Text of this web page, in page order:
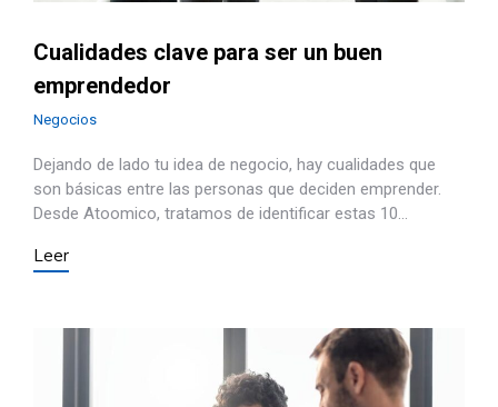
Cualidades clave para ser un buen
emprendedor
Negocios
Dejando de lado tu idea de negocio, hay cualidades que
son básicas entre las personas que deciden emprender.
Desde Atoomico, tratamos de identificar estas 10…
Leer